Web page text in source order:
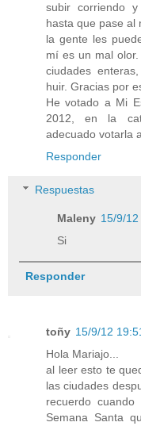
subir corriendo
hasta que pase al
la gente les
mí es un mal
ciudades
huir. Gracias por
He votado a Mi
2012, en la
adecuado votarla
Responder
Respuestas
Maleny 15/9/
Si
Responder
toñy 15/9/12
Hola Mariajo...
al leer esto te
las ciudades
recuerdo
Semana Santa